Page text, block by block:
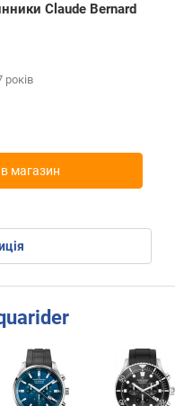
Claude Bernard
магазин